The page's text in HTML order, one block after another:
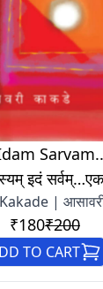
इदं
|
₹180₹200
TO CART